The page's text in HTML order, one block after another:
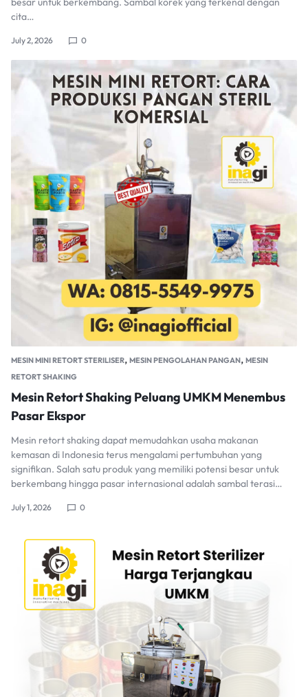
cita…
July 2, 2026 0
MESIN MINI RETORT STERILISER, MESIN PENGOLAHAN PANGAN, MESIN
RETORT SHAKING
Mesin Retort Shaking Peluang UMKM Menembus
Pasar Ekspor
Mesin retort shaking dapat memudahkan usaha makanan
kemasan di Indonesia terus mengalami pertumbuhan yang
signifikan. Salah satu produk yang memiliki potensi besar untuk
berkembang hingga pasar internasional adalah sambal terasi…
July 1, 2026 0